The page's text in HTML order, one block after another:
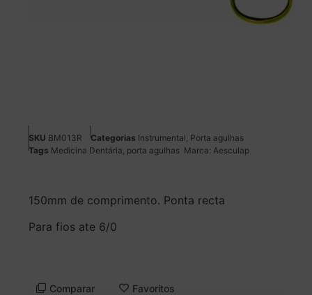
SKU BM013R Categorias Instrumental, Porta agulhas
Tags Medicina Dentária, porta agulhas Marca: Aesculap
150mm de comprimento. Ponta recta
Para fios ate 6/0
Comparar Favoritos